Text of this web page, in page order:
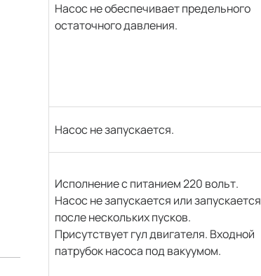
Насос не обеспечивает предельного
остаточного давления.
Насос не запускается.
Исполнение с питанием 220 вольт.
Насос не запускается или запускается
после нескольких пусков.
Присутствует гул двигателя. Входной
патрубок насоса под вакуумом.